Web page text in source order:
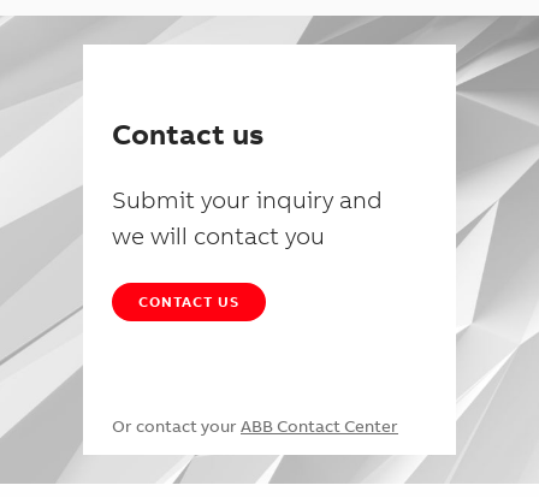
Contact us
Submit your inquiry and
we will contact you
CONTACT US
Or contact your ABB Contact Center